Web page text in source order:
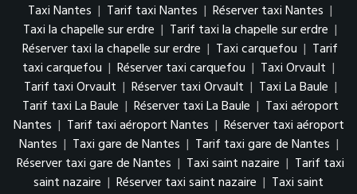
Taxi Nantes | Tarif taxi Nantes | Réserver taxi Nantes |
Taxi la chapelle sur erdre | Tarif taxi la chapelle sur erdre |
Réserver taxi la chapelle sur erdre | Taxi carquefou | Tarif
taxi carquefou | Réserver taxi carquefou | Taxi Orvault |
Tarif taxi Orvault | Réserver taxi Orvault | Taxi La Baule |
Tarif taxi La Baule | Réserver taxi La Baule | Taxi aéroport
Nantes | Tarif taxi aéroport Nantes | Réserver taxi aéroport
Nantes | Taxi gare de Nantes | Tarif taxi gare de Nantes |
Réserver taxi gare de Nantes | Taxi saint nazaire | Tarif taxi
saint nazaire | Réserver taxi saint nazaire | Taxi saint